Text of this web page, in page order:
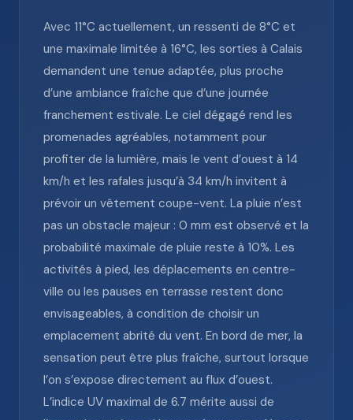
Avec 11°C actuellement, un ressenti de 8°C et
une maximale limitée à 16°C, les sorties à Calais
demandent une tenue adaptée, plus proche
d’une ambiance fraîche que d’une journée
franchement estivale. Le ciel dégagé rend les
promenades agréables, notamment pour
profiter de la lumière, mais le vent d’ouest à 14
km/h et les rafales jusqu’à 34 km/h invitent à
prévoir un vêtement coupe-vent. La pluie n’est
pas un obstacle majeur : 0 mm est observé et la
probabilité maximale de pluie reste à 10%. Les
activités à pied, les déplacements en centre-
ville ou les pauses en terrasse restent donc
envisageables, à condition de choisir un
emplacement abrité du vent. En bord de mer, la
sensation peut être plus fraîche, surtout lorsque
l’on s’expose directement au flux d’ouest.
L’indice UV maximal de 6.7 mérite aussi de